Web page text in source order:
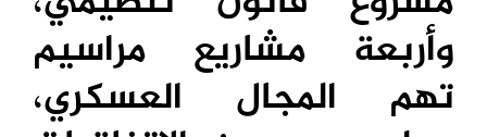
وأربعة مشاريع مراسيم
تهم المجال العسكري،